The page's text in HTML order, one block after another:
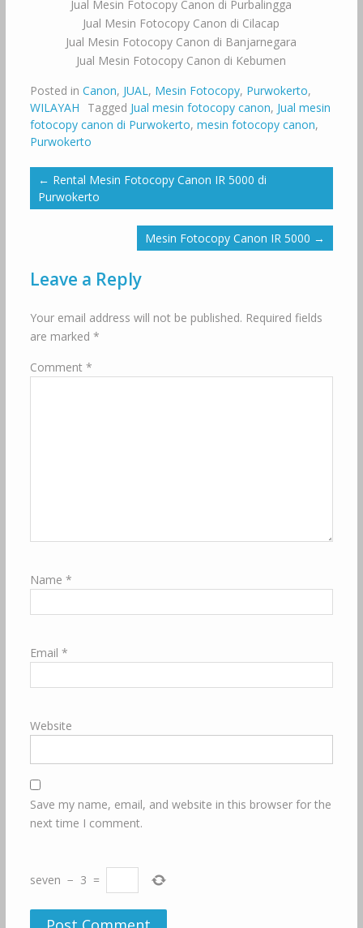
Jual Mesin Fotocopy Canon di Purbalingga
Jual Mesin Fotocopy Canon di Cilacap
Jual Mesin Fotocopy Canon di Banjarnegara
Jual Mesin Fotocopy Canon di Kebumen
Posted in Canon, JUAL , Mesin Fotocopy, Purwokerto,
WILAYAH
Tagged Jual mesin fotocopy canon, Jual mesin
fotocopy canon di Purwokerto, mesin fotocopy canon,
Purwokerto
← Rental Mesin Fotocopy Canon IR 5000 di
Purwokerto
Mesin Fotocopy Canon IR 5000 →
Leave a Reply
Your email address will not be published. Required fields
are marked *
Comment *
Name *
Email *
Website
Save my name, email, and website in this browser for the
next time I comment.
seven − 3 =